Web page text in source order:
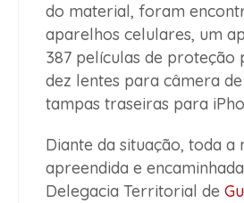
do material, foram
aparelhos celulares, um
387 películas de proteção
dez lentes para câmera
tampas traseiras para
Diante da situação, toda
apreendida e
Delegacia Territorial de